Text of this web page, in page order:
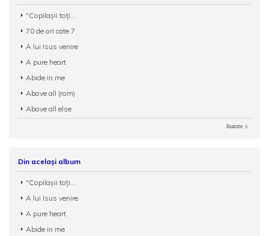
"Copilașii toți...
70 de ori cate 7
A lui Isus venire
A pure heart
Abide in me
Above all (rom)
Above all else
Inainte
Din același album
"Copilașii toți...
A lui Isus venire
A pure heart
Abide in me